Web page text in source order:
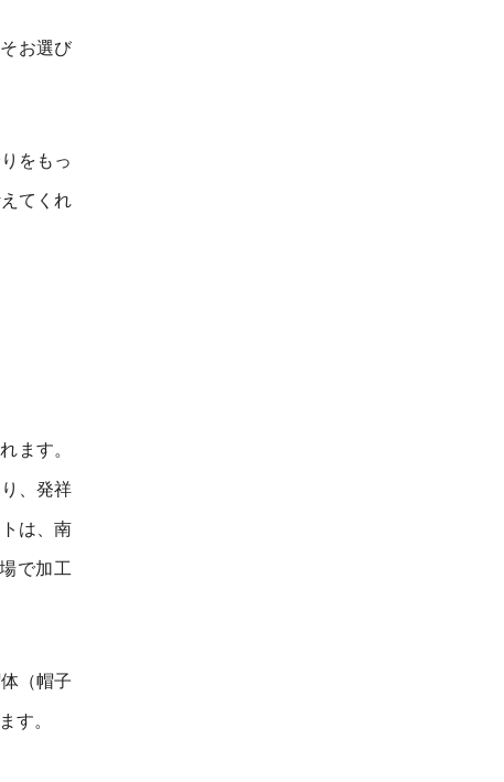
お選び
をもっ
てくれ
ます。
、発祥
は、南
で加工
（帽子
す。